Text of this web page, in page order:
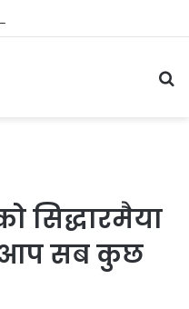
iPhone
सिद्धारमैया
आप सब कुछ